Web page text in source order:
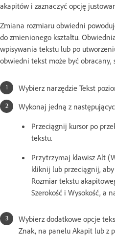
akapitów i zaznaczyć opcję
Zmiana rozmiaru obwiedni
do zmienionego kształtu.
wpisywania tekstu lub po
obwiedni tekst może być obracany,
Wybierz narzędzie Tekst
Wykonaj jedną z
Przeciągnij kursor po
tekstu.
Przytrzymaj klawisz Alt
kliknij lub przeciągnij,
Rozmiar tekstu
Szerokość i Wysokość, a
Wybierz dodatkowe opcje
Znak, na panelu Akapit lub z